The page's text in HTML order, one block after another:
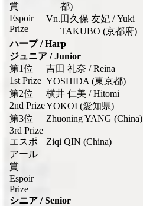
賞
Espoir
Prize
都)
Vn.田久保 友妃 / Yuki
TAKUBO (京都府)
ハープ / Harp
ジュニア / Junior
第1位
1st Prize
吉田 礼奈 / Reina
YOSHIDA (東京都)
第2位
2nd Prize
横井 仁美 / Hitomi
YOKOI (愛知県)
第3位
3rd Prize
Zhuoning YANG (China)
エスポ
アール
賞
Espoir
Prize
Ziqi QIN (China)
シニア / Senior